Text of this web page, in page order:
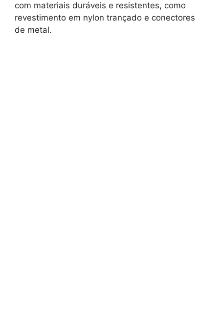
com materiais duráveis e resistentes, como
revestimento em nylon trançado e conectores
de metal.